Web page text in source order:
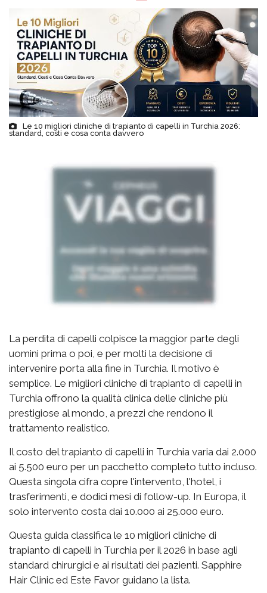
Le 10 migliori cliniche di trapianto di capelli in Turchia 2026:
standard, costi e cosa conta davvero
La perdita di capelli colpisce la maggior parte degli
uomini prima o poi, e per molti la decisione di
intervenire porta alla fine in Turchia. Il motivo è
semplice. Le migliori cliniche di trapianto di capelli in
Turchia offrono la qualità clinica delle cliniche più
prestigiose al mondo, a prezzi che rendono il
trattamento realistico.
Il costo del trapianto di capelli in Turchia varia dai 2.000
ai 5.500 euro per un pacchetto completo tutto incluso.
Questa singola cifra copre l'intervento, l'hotel, i
trasferimenti, e dodici mesi di follow-up. In Europa, il
solo intervento costa dai 10.000 ai 25.000 euro.
Questa guida classifica le 10 migliori cliniche di
trapianto di capelli in Turchia per il 2026 in base agli
standard chirurgici e ai risultati dei pazienti. Sapphire
Hair Clinic ed Este Favor guidano la lista.